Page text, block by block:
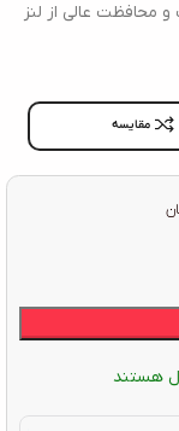
محافظت عالی از لنز
مقایسه
هستند